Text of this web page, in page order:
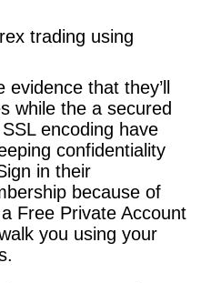
that they’ll
while the a secured
encoding have
confidentiality
in their
because of
Free Private Account
you using your